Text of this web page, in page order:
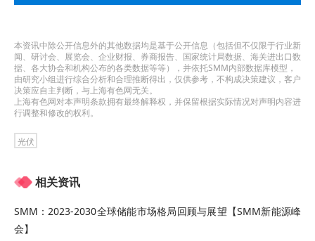
回顾上述项目历程，明冠新材肥东项目最初于2023
年初正式启动决策程序，审议通过《关于公司拟与
肥东县人民政府签订项目投资协议暨对外投资的议
建设太阳能背板及功能性膜生产基地项目。
根据规划，该项目总投资约50亿元，分两期建设：
一期规划年产3亿平米太阳能背板及2亿平米功能性
膜，二期则根据一期建设及运营情况适时推进。彼
本资讯中除公开信息外的其他数据均是基于公开信息（包括但不仅限于行业新
闻、研讨会、展览会、企业财报、券商报告、国家统计局数据、海关进出口数
据、各大协会和机构公布的各类数据等等），并依托SMM内部数据库模型，
由研究小组进行综合分析和合理推断得出，仅供参考，不构成决策建议，客户
决策应自主判断，与上海有色网无关。
上海有色网对本声明条款拥有最终解释权，并保留根据实际情况对声明内容进
行调整和修改的权利。
光伏
相关资讯
SMM：2023-2030全球储能市场格局回顾与展望【SMM新能源峰
会】